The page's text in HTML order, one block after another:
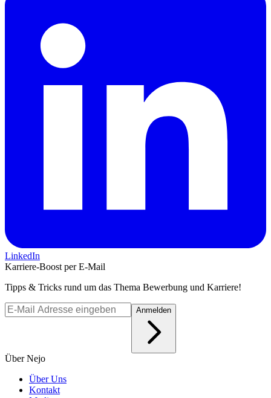
LinkedIn
Karriere-Boost per E-Mail
Tipps & Tricks rund um das Thema Bewerbung und Karriere!
Anmelden
Über Nejo
Über Uns
Kontakt